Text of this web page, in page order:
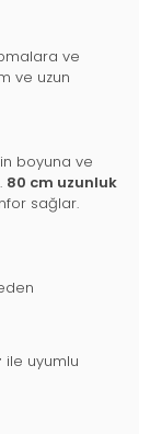
ve
ve uzun
boyuna ve
80 cm uzunluk
sağlar.
ile uyumlu